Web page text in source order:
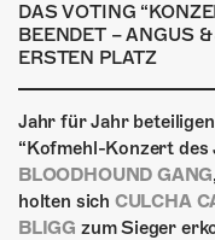
INFOS
KONTAKT
ÜBER UNS
DAS VOTING
BEENDET – ANGUS
ERSTEN PLATZ
Jahr für Jahr
“Kofmehl-Konzert
BLOODHOUND GANG
holten sich CULCHA
BLIGG zum Sieger